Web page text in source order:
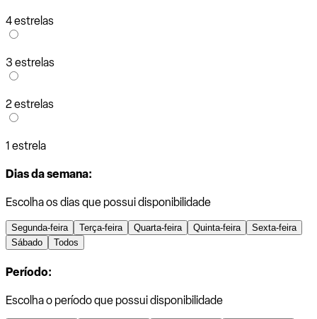
4 estrelas
3 estrelas
2 estrelas
1 estrela
Dias da semana:
Escolha os dias que possui disponibilidade
Segunda-feira Terça-feira Quarta-feira Quinta-feira
Sexta-feira
Sábado
Todos
Período:
Escolha o período que possui disponibilidade